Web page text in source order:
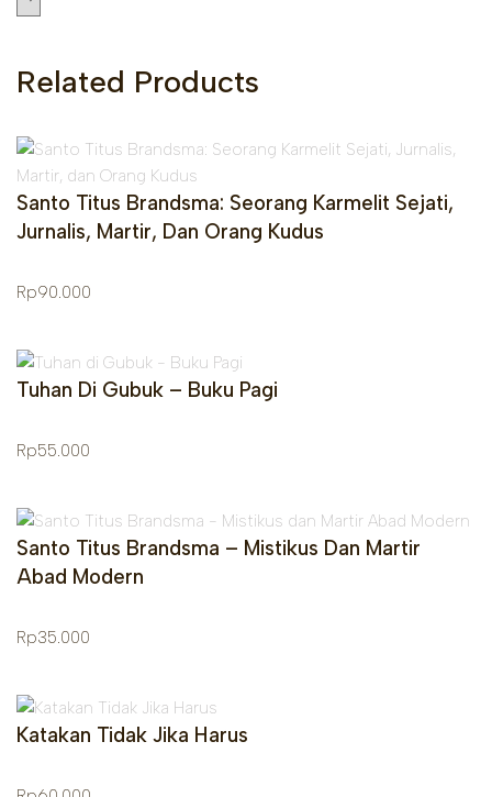
Related Products
Santo Titus Brandsma: Seorang Karmelit Sejati,
Jurnalis, Martir, Dan Orang Kudus
Rp90.000
Tuhan Di Gubuk – Buku Pagi
Rp55.000
Santo Titus Brandsma – Mistikus Dan Martir
Abad Modern
Rp35.000
Katakan Tidak Jika Harus